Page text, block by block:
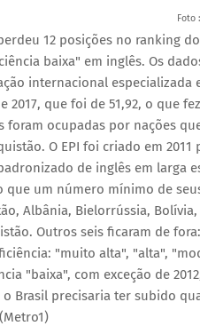
Foto
12 posições no ranking
baixa" em inglês. Os
internacional
2017, que foi de 51,92, o que
foram ocupadas por nações
O EPI foi criado em
de inglês em larga
que um número mínimo de
Albânia, Bielorrússia,
Outros seis ficaram de
"muito alta", "alta",
"baixa", com exceção de
Brasil precisaria ter subido